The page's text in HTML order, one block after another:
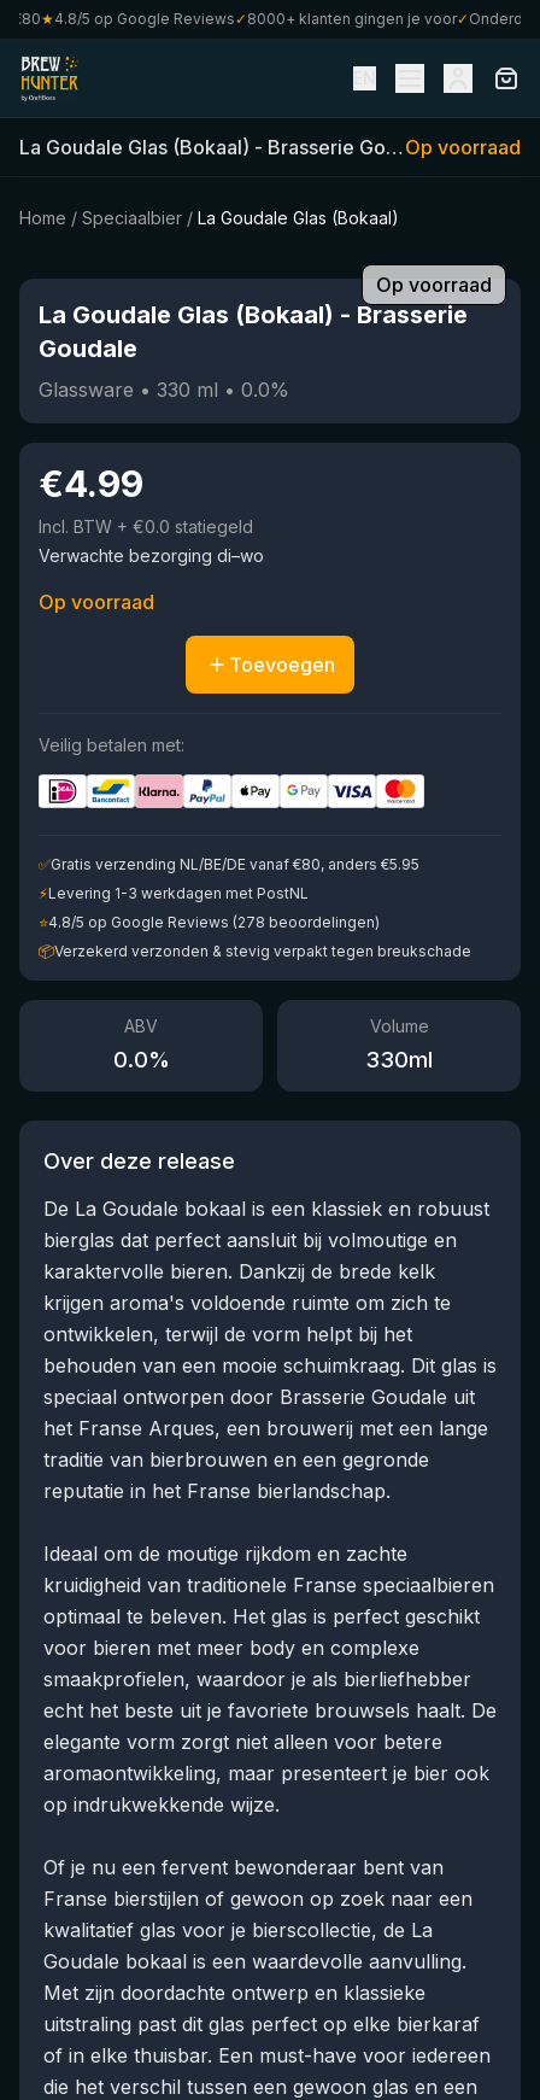
★4.8/5 op Google Reviews✓8000+ klanten gingen je voor✓Onderdeel
La Goudale Glas (Bokaal) - Brasserie Goudale (330ml)
Op voorraad
Home / Speciaalbier / La Goudale Glas (Bokaal)
Op voorraad
La Goudale Glas (Bokaal) - Brasserie
Goudale
Glassware • 330 ml • 0.0%
€4.99
Incl. BTW + €0.0 statiegeld
Verwachte bezorging di–wo
Op voorraad
Toevoegen
Veilig betalen met:
✅Gratis verzending NL/BE/DE vanaf €80, anders €5.95
⚡Levering 1-3 werkdagen met PostNL
⭐4.8/5 op Google Reviews (278 beoordelingen)
📦Verzekerd verzonden & stevig verpakt tegen breukschade
ABV
0.0%
Volume
330ml
Over deze release
De La Goudale bokaal is een klassiek en robuust
bierglas dat perfect aansluit bij volmoutige en
karaktervolle bieren. Dankzij de brede kelk
krijgen aroma's voldoende ruimte om zich te
ontwikkelen, terwijl de vorm helpt bij het
behouden van een mooie schuimkraag. Dit glas is
speciaal ontworpen door Brasserie Goudale uit
het Franse Arques, een brouwerij met een lange
traditie van bierbrouwen en een gegronde
reputatie in het Franse bierlandschap.
Ideaal om de moutige rijkdom en zachte
kruidigheid van traditionele Franse speciaalbieren
optimaal te beleven. Het glas is perfect geschikt
voor bieren met meer body en complexe
smaakprofielen, waardoor je als bierliefhebber
echt het beste uit je favoriete brouwsels haalt. De
elegante vorm zorgt niet alleen voor betere
aromaontwikkeling, maar presenteert je bier ook
op indrukwekkende wijze.
Of je nu een fervent bewonderaar bent van
Franse bierstijlen of gewoon op zoek naar een
kwalitatief glas voor je bierscollectie, de La
Goudale bokaal is een waardevolle aanvulling.
Met zijn doordachte ontwerp en klassieke
uitstraling past dit glas perfect op elke bierkaraf
of in elke thuisbar. Een must-have voor iedereen
die het verschil tussen een gewoon glas en een